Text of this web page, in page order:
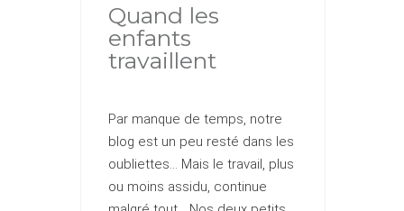
Quand les
enfants
travaillent
Par manque de temps, notre
blog est un peu resté dans les
oubliettes… Mais le travail, plus
ou moins assidu, continue